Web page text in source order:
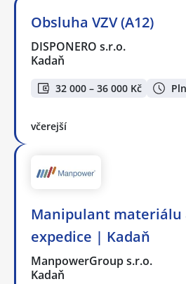
Obsluha VZV (A12)
DISPONERO s.r.o.
Kadaň
32 000 – 36 000 Kč
včerejší
Manipulant materiálu
expedice | Kadaň
ManpowerGroup s.r.o.
Kadaň